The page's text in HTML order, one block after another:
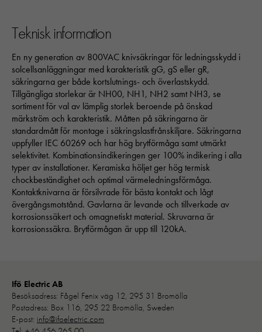
Teknisk information
En ny generation av 800VAC knivsäkringar för ledningsskydd i
solcellsanläggningar med karakteristik gG, gS eller gR,
säkringarna ger både kortslutnings- och överlastskydd.
Tillgängliga storlekar är NH00, NH1, NH2 samt NH3, se
sortiment för val av lämplig storlek beroende på önskad
märkström och karakteristik. Måtten på säkringarna är
standardmått för montage i säkringslastfrånskiljare. Säkringarna
uppfyller IEC 60269 och har hög brytförmåga samt utmärkt
selektivitet. Kombinationsindikeringen ger 100% indikering i alla
typer av installationer. Keramiska höljet ger hög termisk
chockbeständighet och optimal värmeledningsförmåga.
Kontaktknivarna är försilvrade för bästa kontakt och lågt
övergångsmotstånd. Gavlarna är levande och tillverkade av
korrosionssäkert och omagnetiskt material. Skruvarna är
korrosionssäkra. Brytförmågan är upp till 120kA.
Ifö Electric AB
Besöksadress: Fågel Fenix väg 12, 295 31 Bromölla
Postadress: Box 116, 295 22 Bromölla, Sweden
E-post: info@ifoelectric.com
Nödvändiga
Dessa kakor går inte att välja bort.
behövs för att hemsidan över huvud
ska fungera:
denna kaka kommer ihåg ditt val av
kakor.
kunna
förbättra